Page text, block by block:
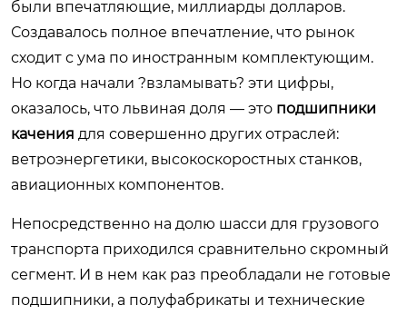
были впечатляющие, миллиарды долларов.
Создавалось полное впечатление, что рынок
сходит с ума по иностранным комплектующим.
Но когда начали ?взламывать? эти цифры,
оказалось, что львиная доля — это подшипники
качения для совершенно других отраслей:
ветроэнергетики, высокоскоростных станков,
авиационных компонентов.
Непосредственно на долю шасси для грузового
транспорта приходился сравнительно скромный
сегмент. И в нем как раз преобладали не готовые
подшипники, а полуфабрикаты и технические